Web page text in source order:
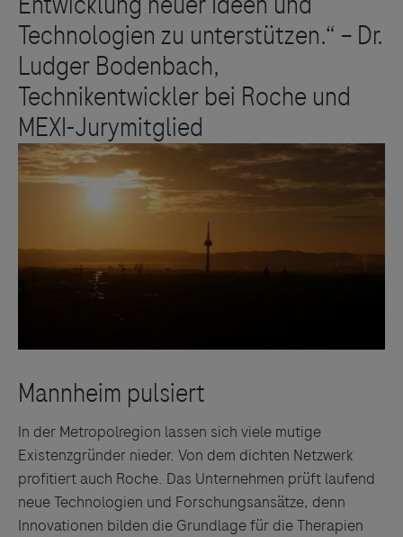
In der Metropolregion lassen sich viele mutige
Existenzgründer nieder. Von dem dichten Netzwerk
profitiert auch Roche. Das Unternehmen prüft laufend
neue Technologien und Forschungsansätze, denn
Innovationen bilden die Grundlage für die Therapien
keine Meinung über den Inhalt von Websites Dritter und
lehnt ausdrücklich jegliche Verantwortung für
Drittinformationen und deren Verwendung ab.